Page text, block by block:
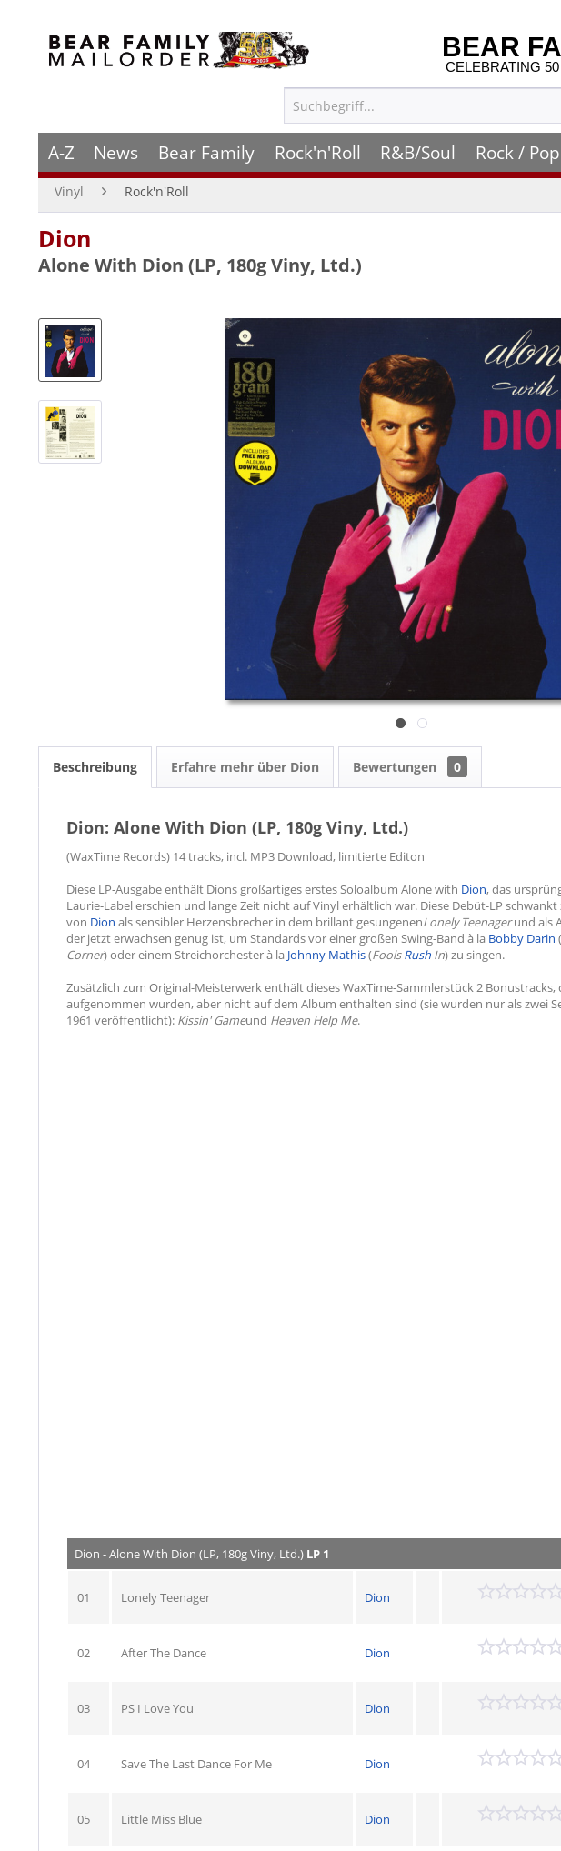
BEAR
CELEBRATING
A-Z News Bear Family Rock'n'Roll R&B/Soul Rock / Pop
Vinyl Rock'n'Roll
Dion
Alone With Dion (LP, 180g Viny, Ltd.)
Beschreibung Erfahre mehr über Dion Bewertungen 0
Dion: Alone With Dion (LP, 180g Viny, Ltd.)
(WaxTime Records) 14 tracks, incl. MP3 Download, limitierte Editon
Diese LP-Ausgabe enthält Dions großartiges erstes Soloalbum Alone with Dion, das
Laurie-Label erschien und lange Zeit nicht auf Vinyl erhältlich war. Diese Debüt-LP
von Dion als sensibler Herzensbrecher in dem brillant gesungenenLonely Teenagerund als
der jetzt erwachsen genug ist, um Standards vor einer großen Swing-Band à la Bobby Darin (
Corner) oder einem Streichorchester à la Johnny Mathis(FoolsRush In) zu singen.
Zusätzlich zum Original-Meisterwerk enthält dieses WaxTime-Sammlerstück 2 Bonustracks,
aufgenommen wurden, aber nicht auf dem Album enthalten sind (sie wurden nur als zwei
1961 veröffentlicht): Kissin' Gameund Heaven Help Me.
Dion - Alone With Dion (LP, 180g Viny, Ltd.) LP 1
01 Lonely Teenager Dion
02 After The Dance Dion
03 PS I Love You Dion
04 Save The Last Dance For Me Dion
05 Little Miss Blue Dion